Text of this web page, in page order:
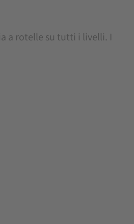
a rotelle su tutti i livelli. I